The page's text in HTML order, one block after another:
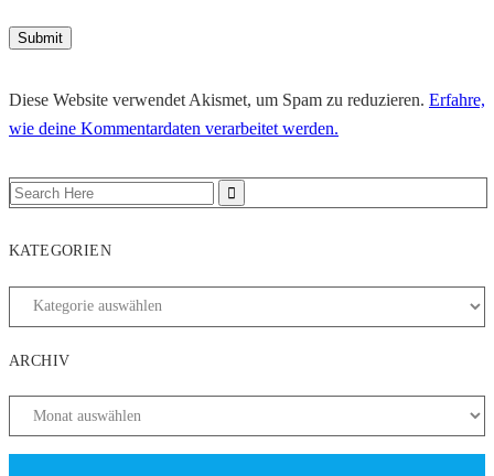
Diese Website verwendet Akismet, um Spam zu reduzieren. Erfahre,
wie deine Kommentardaten verarbeitet werden.
KATEGORIEN
ARCHIV